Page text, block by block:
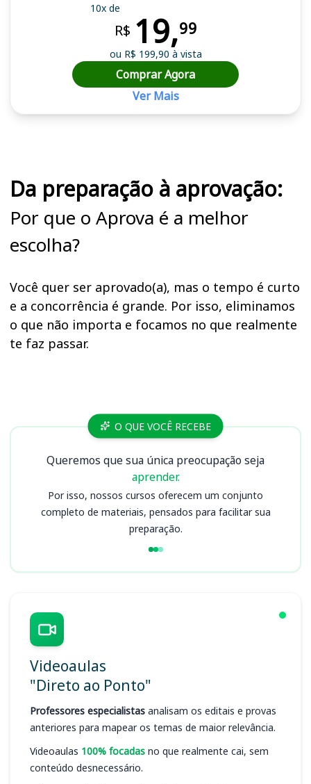
10x de
R$ 19,99
ou R$ 199,90 à vista
Comprar Agora
Ver Mais
Da preparação à aprovação:
Por que o Aprova é a melhor
escolha?
Você quer ser aprovado(a), mas o tempo é curto
e a concorrência é grande. Por isso, eliminamos
o que não importa e focamos no que realmente
te faz passar.
Cursos O QUE VOCÊ RECEBE
Queremos que sua única preocupação seja
aprender.
Por isso, nossos cursos oferecem um conjunto
completo de materiais, pensados para facilitar sua
preparação.
Videoaulas
"Direto ao Ponto"
Professores especialistas analisam os editais e provas
anteriores para mapear os temas de maior relevância.
Videoaulas 100% focadas no que realmente cai, sem
conteúdo desnecessário.